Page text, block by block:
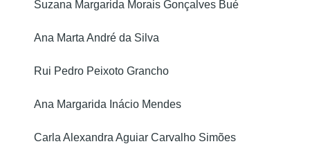
Suzana Margarida Morais Gonçalves Bué
Ana Marta André da Silva
Rui Pedro Peixoto Grancho
Ana Margarida Inácio Mendes
Carla Alexandra Aguiar Carvalho Simões